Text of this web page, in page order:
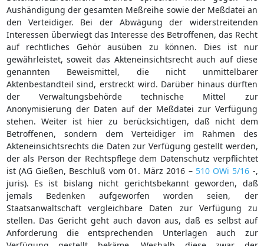
Aushändigung der gesamten Meßreihe sowie der Meßdatei an
den Verteidiger. Bei der Abwägung der widerstreitenden
Interessen überwiegt das Interesse des Betroffenen, das Recht
auf rechtliches Gehör ausüben zu können. Dies ist nur
gewährleistet, soweit das Akteneinsichtsrecht auch auf diese
genannten Beweismittel, die nicht unmittelbarer
Aktenbestandteil sind, erstreckt wird. Darüber hinaus dürften
der Verwaltungsbehörde technische Mittel zur
Anonymisierung der Daten auf der Meßdatei zur Verfügung
stehen. Weiter ist hier zu berücksichtigen, daß nicht dem
Betroffenen, sondern dem Verteidiger im Rahmen des
Akteneinsichtsrechts die Daten zur Verfügung gestellt werden,
der als Person der Rechtspflege dem Datenschutz verpflichtet
ist (AG Gießen, Beschluß vom 01. März 2016 – 510 OWi 5/16 -,
juris). Es ist bislang nicht gerichtsbekannt geworden, daß
jemals Bedenken aufgeworfen worden seien, der
Staatsanwaltschaft vergleichbare Daten zur Verfügung zu
stellen. Das Gericht geht auch davon aus, daß es selbst auf
Anforderung die entsprechenden Unterlagen auch zur